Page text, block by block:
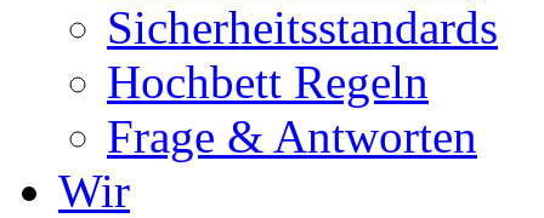
Sicherheitsstandards
Hochbett Regeln
Frage & Antworten
Wir